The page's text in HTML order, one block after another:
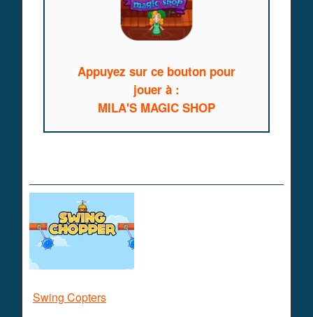
Appuyez sur ce bouton pour
jouer à :
MILA'S MAGIC SHOP
Swing Copters